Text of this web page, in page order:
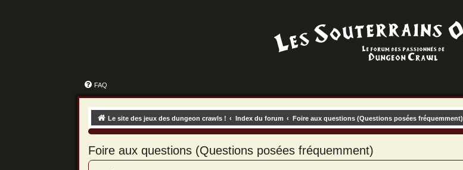
FAQ
Le site des jeux des dungeon crawls ! Index du forum Foire aux questions (Questions posées fréquemment)
Foire aux questions (Questions posées fréquemment)